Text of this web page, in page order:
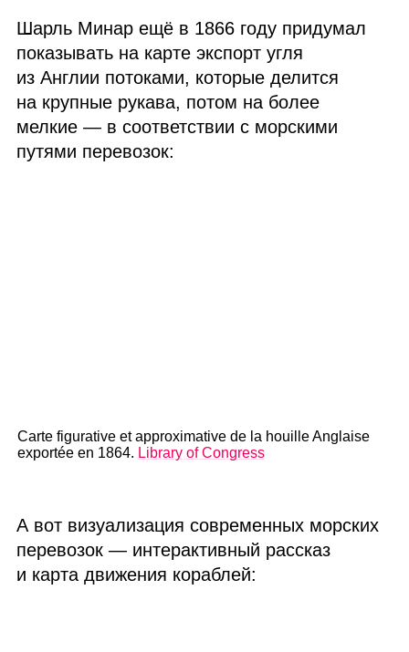
Шарль Минар ещё в 1866 году придумал
показывать на карте экспорт угля
из Англии потоками, которые делится
на крупные рукава, потом на более
мелкие — в соответствии с морскими
путями перевозок:
Carte figurative et approximative de la houille Anglaise
exportée en 1864. Library of Congress
А вот визуализация современных морских
перевозок — интерактивный рассказ
и карта движения кораблей: